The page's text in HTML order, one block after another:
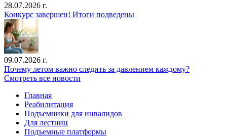
28.07.2026 г.
Конкурс завершен! Итоги подведены
09.07.2026 г.
Почему летом важно следить за давлением каждому?
Смотреть все новости
Главная
Реабилитация
Подъемники для инвалидов
Для лестниц
Подъемные платформы